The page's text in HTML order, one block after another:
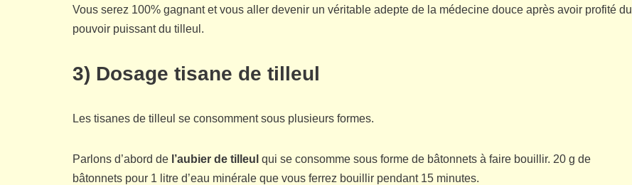
Vous serez 100% gagnant et vous aller devenir un véritable adepte de la médecine douce après avoir profité du
pouvoir puissant du tilleul.
3) Dosage tisane de tilleul
Les tisanes de tilleul se consomment sous plusieurs formes.
Parlons d’abord de l’aubier de tilleul qui se consomme sous forme de bâtonnets à faire bouillir. 20 g de
bâtonnets pour 1 litre d’eau minérale que vous ferrez bouillir pendant 15 minutes.